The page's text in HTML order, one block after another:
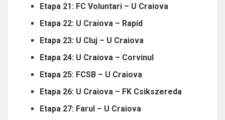
Etapa 21: FC Voluntari – U Craiova
Etapa 22: U Craiova – Rapid
Etapa 23: U Cluj – U Craiova
Etapa 24: U Craiova – Corvinul
Etapa 25: FCSB – U Craiova
Etapa 26: U Craiova – FK Csikszereda
Etapa 27: Farul – U Craiova